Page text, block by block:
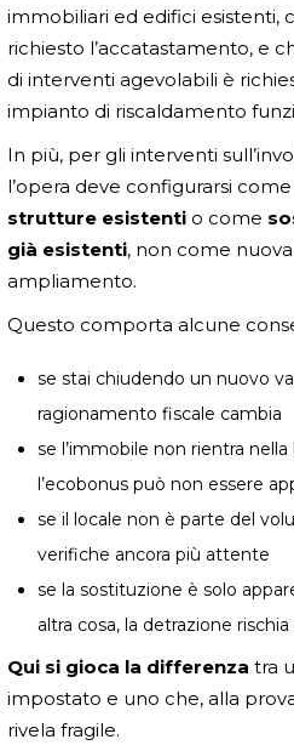
immobiliari ed edifici esistenti,
richiesto l’accatastamento, e
di interventi agevolabili è
impianto di riscaldamento
In più, per gli interventi
l’opera deve configurarsi come
strutture esistenti o come
già esistenti, non come
ampliamento.
Questo comporta alcune
se stai chiudendo un nuovo
ragionamento fiscale cambia
se l’immobile non rientra
l’ecobonus può non essere
se il locale non è parte del
verifiche ancora più attente
se la sostituzione è solo
altra cosa, la detrazione
Qui si gioca la differenza tra
impostato e uno che, alla
rivela fragile.